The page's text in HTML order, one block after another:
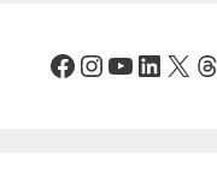
Facebook
Instagram
YouTube
X